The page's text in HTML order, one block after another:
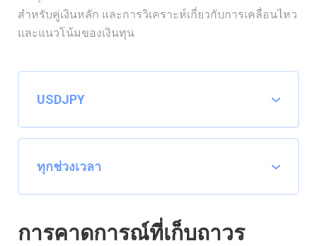
สำหรับคู่เงินหลัก และการวิเคราะห์เกี่ยวกับการเคลื่อนไหว
และแนวโน้มของเงินทุน
การคาดการณ์ที่เก็บถาวร